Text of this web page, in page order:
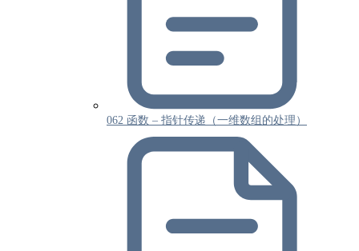
062 函数 – 指针传递（一维数组的处理）